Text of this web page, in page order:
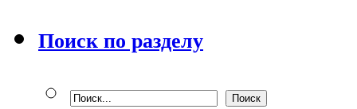
Поиск по разделу